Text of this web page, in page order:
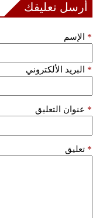
أرسل تعليقك
الإسم *
البريد الألكتروني *
عنوان التعليق *
تعليق *